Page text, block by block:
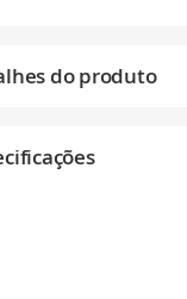
do produto